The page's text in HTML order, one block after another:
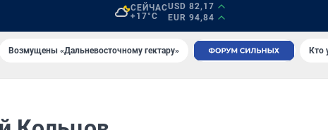
СЕЙЧАС
+17°C
USD 82,17
EUR 94,84
Возмущены «Дальневосточному гектару» Кто